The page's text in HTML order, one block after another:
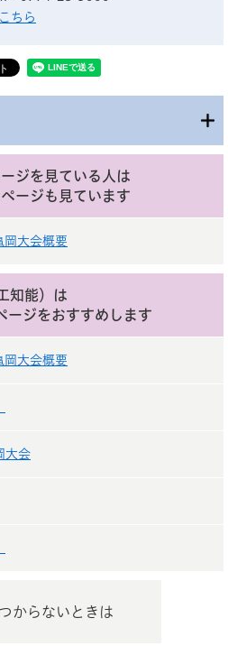
ちら
ジを見ている人は
ージも見ています
岡大会概要
知能）は
ージをおすすめします
岡大会概要
大会
からないときは